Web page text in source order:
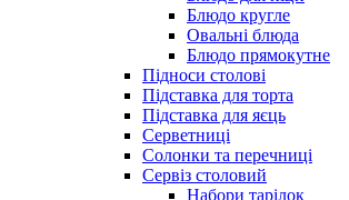
Блюдо кругле
Овальні блюда
Блюдо прямокутне
Підноси столові
Підставка для торта
Підставка для яєць
Серветниці
Солонки та перечниці
Сервіз столовий
Набори тарілок